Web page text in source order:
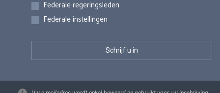
Federale regeringsleden
Federale instellingen